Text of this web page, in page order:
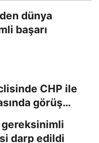
dünya
başarı
CHP ile
görüş
gereksinimli
darp edildi